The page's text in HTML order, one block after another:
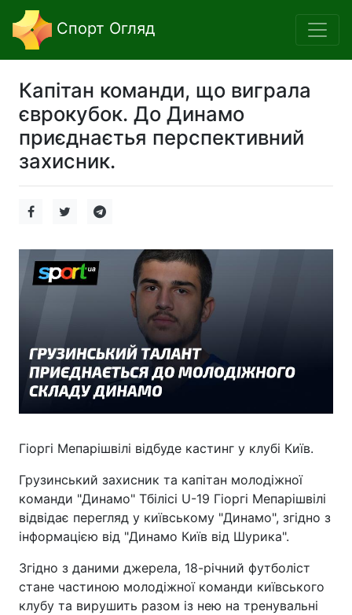
Спорт Огляд
Капітан команди, що виграла
єврокубок. До Динамо
приєднаєтья перспективний
захисник.
Гіоргі Мепарішвілі відбуде кастинг у клубі Київ.
Грузинський захисник та капітан молодіжної
команди "Динамо" Тбілісі U-19 Гіоргі Мепарішвілі
відвідає перегляд у київському "Динамо", згідно з
інформацією від "Динамо Київ від Шурика".
Згідно з даними джерела, 18-річний футболіст
стане частиною молодіжної команди київського
клубу та вирушить разом із нею на тренувальні